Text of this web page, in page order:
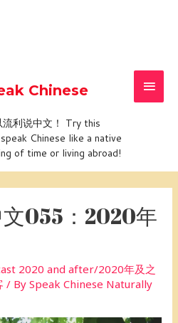
Chinese
利说中文！ Try this
Chinese like a native
of time or living abroad!
055：2020年
2020 and after/2020年及之
/ BySpeak Chinese Naturally